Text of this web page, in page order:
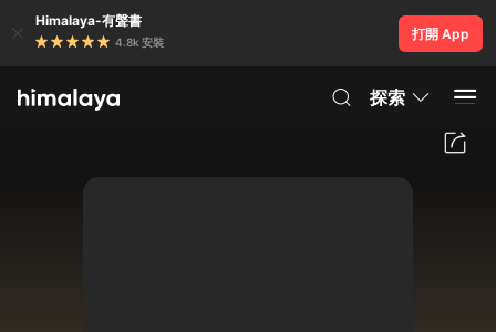
Himalaya-有聲書
4.8k 安裝
打開 App
探索